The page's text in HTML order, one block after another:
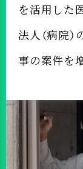
を活用した
法人（病院）
事の案件を